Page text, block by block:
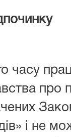
часу
і не